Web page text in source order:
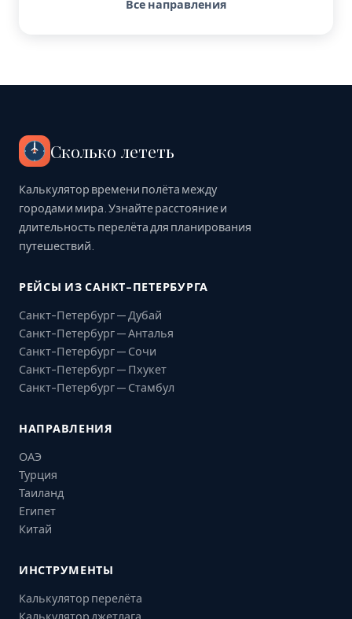
Все направления
Сколько лететь
Калькулятор времени полёта между
городами мира. Узнайте расстояние и
длительность перелёта для планирования
путешествий.
РЕЙСЫ ИЗ САНКТ-ПЕТЕРБУРГА
Санкт-Петербург — Дубай
Санкт-Петербург — Анталья
Санкт-Петербург — Сочи
Санкт-Петербург — Пхукет
Санкт-Петербург — Стамбул
НАПРАВЛЕНИЯ
ОАЭ
Турция
Таиланд
Египет
Китай
ИНСТРУМЕНТЫ
Калькулятор перелёта
Калькулятор джетлага